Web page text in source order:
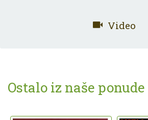
Video
Ostalo iz naše ponude